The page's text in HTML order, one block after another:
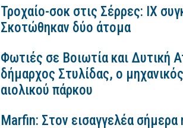
Τροχαίο-σοκ στις Σέρρες: ΙΧ
Σκοτώθηκαν δύο άτομα
Φωτιές σε Βοιωτία και Δυτική
δήμαρχος Στυλίδας, ο
αιολικού πάρκου
Marfin: Στον εισαγγελέα σήμερα